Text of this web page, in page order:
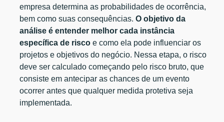
empresa determina as probabilidades de ocorrência,
bem como suas consequências. O objetivo da
análise é entender melhor cada instância
específica de risco e como ela pode influenciar os
projetos e objetivos do negócio. Nessa etapa, o risco
deve ser calculado começando pelo risco bruto, que
consiste em antecipar as chances de um evento
ocorrer antes que qualquer medida protetiva seja
implementada.